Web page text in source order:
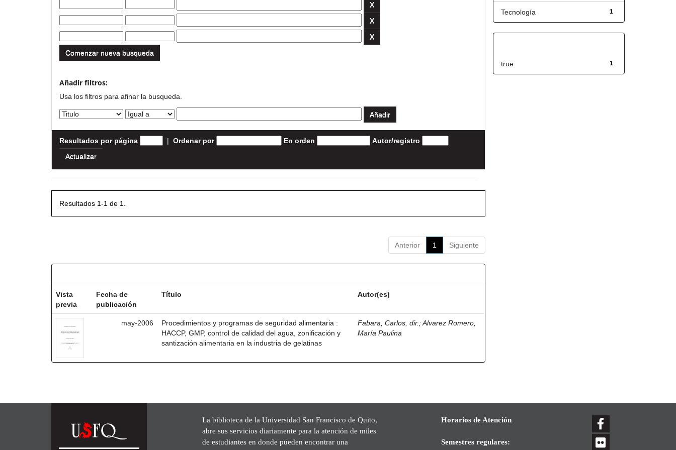
Comenzar nueva busqueda
Añadir filtros:
Usa los filtros para afinar la busqueda.
Resultados por página | Ordenar por En orden Autor/registro
Resultados 1-1 de 1.
Anterior 1 Siguiente
Vista
previa
Fecha de
publicación
Título Autor(es)
may-2006
Procedimientos y programas de seguridad alimentaria :
HACCP, GMP, control de calidad del agua, zonificación y
santización alimentaria en la industria de gelatinas
Fabara, Carlos, dir. ;Alvarez Romero,
María Paulina
1
Tecnología
1
true
La biblioteca de la Universidad San Francisco de Quito,
abre sus servicios diariamente para la atención de miles
de estudiantes en donde pueden encontrar una
Horarios de Atención
Semestres regulares: